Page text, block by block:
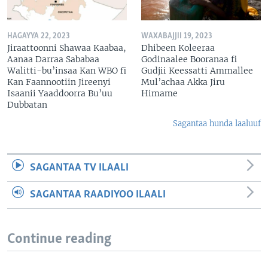
HAGAYYA 22, 2023
Jiraattoonni Shawaa Kaabaa,
Aanaa Darraa Sababaa
Walitti-bu’insaa Kan WBO fi
Kan Faannootiin Jireenyi
Isaanii Yaaddoorra Bu’uu
Dubbatan
WAXABAJJII 19, 2023
Dhibeen Koleeraa
Godinaalee Booranaa fi
Gudjii Keessatti Ammallee
Mul’achaa Akka Jiru
Himame
Sagantaa hunda laaluuf
SAGANTAA TV ILAALI
SAGANTAA RAADIYOO ILAALI
Continue reading